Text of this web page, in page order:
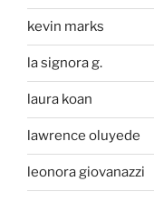
kevin marks
la signora g.
laura koan
lawrence oluyede
leonora giovanazzi